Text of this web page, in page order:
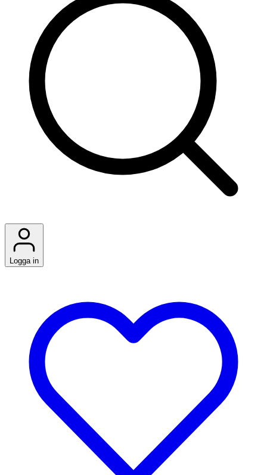
Logga in